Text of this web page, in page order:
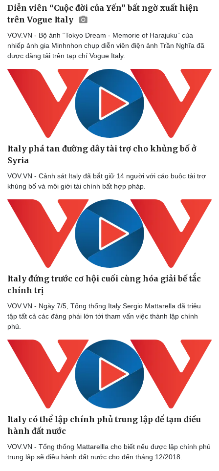
Thể thao
Bóng đá
Lịch thi đấu bóng đá
Thế giới thể thao
eSports
Hậu trường
Ô tô - Xe máy
Xe máy
Tư vấn
Diễn viên “Cuộc đời của Yến” bất ngờ xuất hiện
trên Vogue Italy
VOV.VN - Bộ ảnh “Tokyo Dream - Memorie of Harajuku” của
nhiếp ảnh gia Minhnhon chụp diễn viên điện ảnh Trần Nghĩa đã
được đăng tải trên tạp chí Vogue Italy.
Italy phá tan đường dây tài trợ cho khủng bố ở
Syria ​
VOV.VN - Cảnh sát Italy đã bắt giữ 14 người với cáo buộc tài trợ
khủng bố và môi giới tài chính bất hợp pháp.
Italy đứng trước cơ hội cuối cùng hóa giải bế tắc
chính trị
VOV.VN - Ngày 7/5, Tổng thống Italy Sergio Mattarella đã triệu
tập tất cả các đảng phái lớn tới tham vấn việc thành lập chính
phủ.
Italy có thể lập chính phủ trung lập để tạm điều
hành đất nước
VOV.VN - Tổng thống Mattarellla cho biết nếu được lập chính phủ
trung lập sẽ điều hành đất nước cho đến tháng 12/2018.